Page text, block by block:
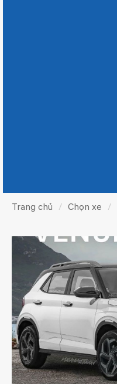
Trang chủ Chọn xe